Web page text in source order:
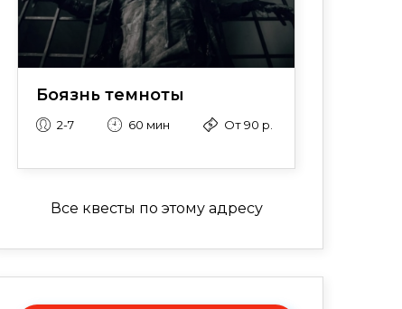
Боязнь темноты
2-7 60 мин От 90 р.
Все квесты по этому адресу